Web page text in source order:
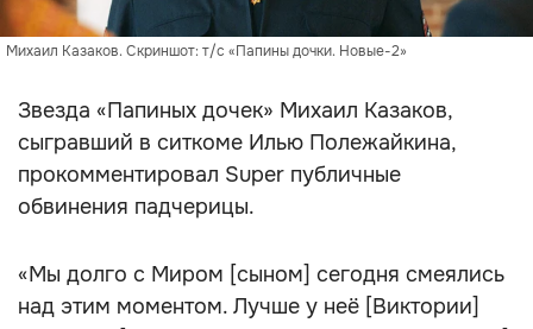
Михаил Казаков. Скриншот: т/с «Папины дочки. Новые-2»
Звезда «Папиных дочек» Михаил Казаков,
сыгравший в ситкоме Илью Полежайкина,
прокомментировал Super публичные
обвинения падчерицы.
«Мы долго с Миром [сыном] сегодня смеялись
над этим моментом. Лучше у неё [Виктории]